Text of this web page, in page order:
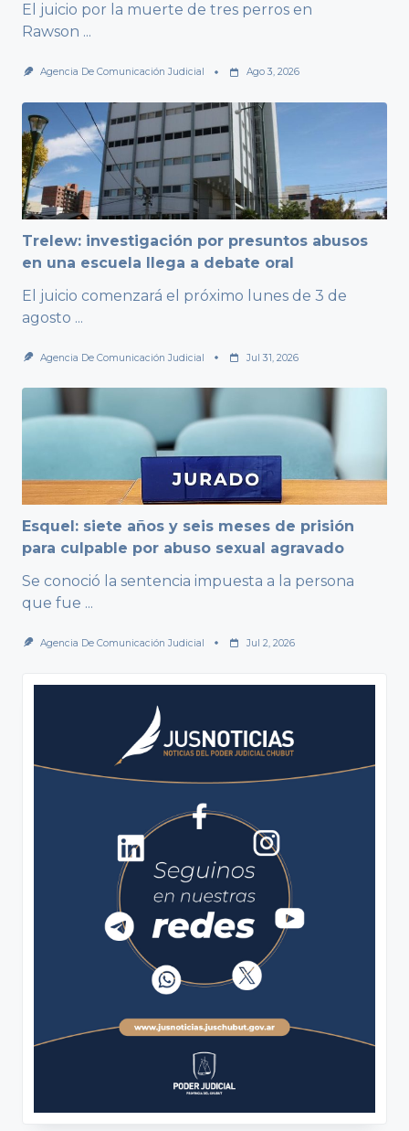
El juicio por la muerte de tres perros en
Rawson ...
Agencia De Comunicación Judicial Ago 3, 2026
Trelew: investigación por presuntos abusos
en una escuela llega a debate oral
El juicio comenzará el próximo lunes de 3 de
agosto ...
Agencia De Comunicación Judicial Jul 31, 2026
Esquel: siete años y seis meses de prisión
para culpable por abuso sexual agravado
Se conoció la sentencia impuesta a la persona
que fue ...
Agencia De Comunicación Judicial Jul 2, 2026